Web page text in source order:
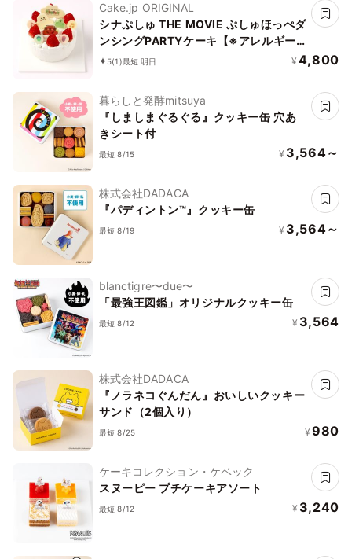
Cake.jp ORIGINAL
シナぷしゅ THE MOVIE ぷしゅほっぺダ
ンシングPARTYケーキ【※アレルギー
非対応：原材料の一部に、小麦・卵・乳
5(1)最短 明日 ¥ 4,800
暮らしと発酵mitsuya
『しましまぐるぐる』クッキー缶 穴あ
きシート付
最短 8/15 ¥ 3,564～
株式会社DADACA
『パディントン™』クッキー缶
最短 8/19 ¥ 3,564～
blanctigre〜due〜
「最強王図鑑」オリジナルクッキー缶
最短 8/12 ¥ 3,564
株式会社DADACA
『ノラネコぐんだん』おいしいクッキー
サンド（2個入り）
最短 8/25 ¥ 980
ケーキコレクション・ケベック
スヌーピー プチケーキアソート
最短 8/12 ¥ 3,240